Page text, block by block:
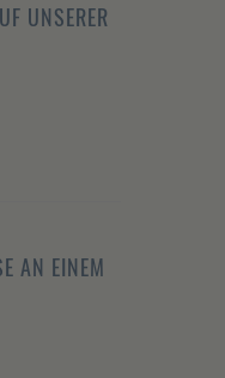
UNSERER
AN EINEM